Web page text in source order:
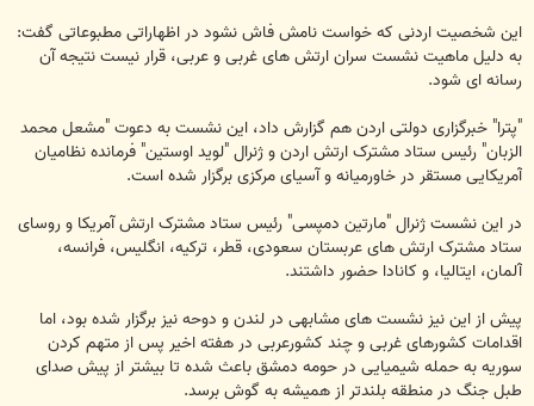
این شخصیت اردنی که خواست نامش فاش نشود در اظهاراتی مطبوعاتی گفت:
به دلیل ماهیت نشست سران ارتش های غربی و عربی، قرار نیست نتیجه آن
رسانه ای شود.
"پترا" خبرگزاری دولتی اردن هم گزارش داد، این نشست به دعوت "مشعل محمد
الزبان" رئیس ستاد مشترک ارتش اردن و ژنرال "لوید اوستین" فرمانده نظامیان
آمریکایی مستقر در خاورمیانه و آسیای مرکزی برگزار شده است.
در این نشست ژنرال "مارتین دمپسی" رئیس ستاد مشترک ارتش آمریکا و روسای
ستاد مشترک ارتش های عربستان سعودی، قطر، ترکیه، انگلیس، فرانسه،
آلمان، ایتالیا، و کانادا حضور داشتند.
پیش از این نیز نشست های مشابهی در لندن و دوحه نیز برگزار شده بود، اما
اقدامات کشورهای غربی و چند کشورعربی در هفته اخیر پس از متهم کردن
سوریه به حمله شیمیایی در حومه دمشق باعث شده تا بیشتر از پیش صدای
طبل جنگ در منطقه بلندتر از همیشه به گوش برسد.